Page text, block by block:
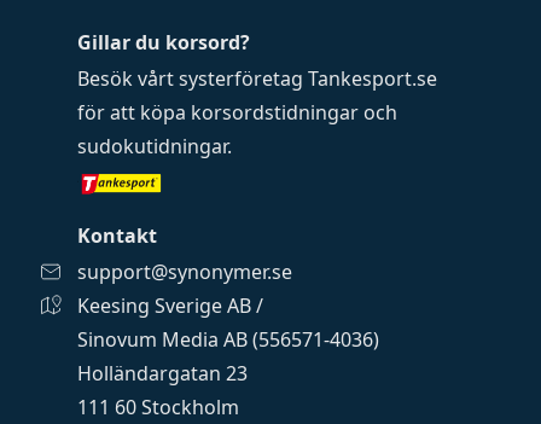
Gillar du korsord?
Besök vårt systerföretag Tankesport.se
för att köpa korsordstidningar och
sudokutidningar.
Kontakt
support@synonymer.se
Keesing Sverige AB /
Sinovum Media AB (556571-4036)
Holländargatan 23
111 60 Stockholm